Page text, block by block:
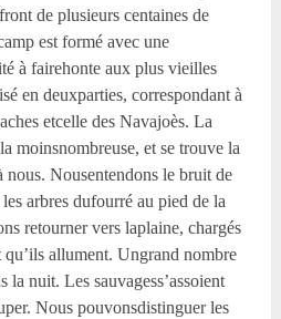
de plusieurs centaines de
est formé avec une
à fairehonte aux plus vieilles
en deuxparties, correspondant à
etcelle des Navajoès. La
moinsnombreuse, et se trouve la
nous. Nousentendons le bruit de
arbres dufourré au pied de la
retourner vers laplaine, chargés
qu’ils allument. Ungrand nombre
nuit. Les sauvagess’assoient
Nous pouvonsdistinguer les